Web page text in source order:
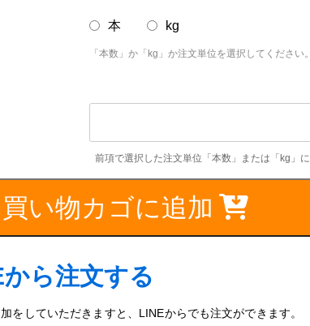
本 kg
「本数」か「kg」か注文単位を選択してください。
外
個
い物カゴに追加
ら注文する
をしていただきますと、LINEからでも注文ができます。